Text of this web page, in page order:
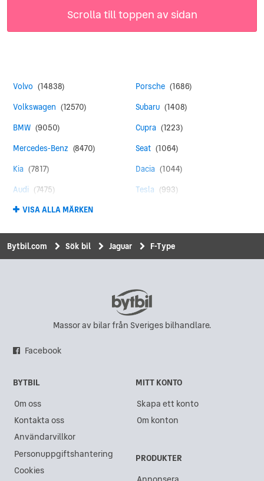
Scrolla till toppen av sidan
Volvo (14838)
Volkswagen (12570)
BMW (9050)
Mercedes-Benz (8470)
Kia (7817)
Audi (7475)
Toyota (4383)
Peugeot (4353)
Ford (4159)
Opel (2126)
Porsche (1686)
Subaru (1408)
Cupra (1223)
Seat (1064)
Dacia (1044)
Tesla (993)
MINI (840)
Suzuki
(799)
Honda
Chevrolet
VISA ALLA MÄRKEN
Bytbil.com Sök bil Jaguar F-Type
Massor av bilar från Sveriges bilhandlare.
Facebook
BYTBIL
Om oss
Kontakta oss
Användarvillkor
Personuppgiftshantering
Cookies
MITT KONTO
Skapa ett konto
Om konton
PRODUKTER